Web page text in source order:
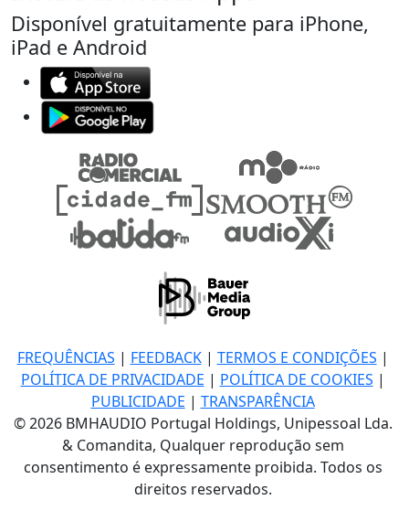
Disponível gratuitamente para iPhone,
iPad e Android
FREQUÊNCIAS | FEEDBACK| TERMOS E CONDIÇÕES |
POLÍTICA DE PRIVACIDADE | POLÍTICA DE COOKIES |
PUBLICIDADE | TRANSPARÊNCIA
© 2026 BMHAUDIO Portugal Holdings, Unipessoal Lda.
& Comandita, Qualquer reprodução sem
consentimento é expressamente proibida. Todos os
direitos reservados.